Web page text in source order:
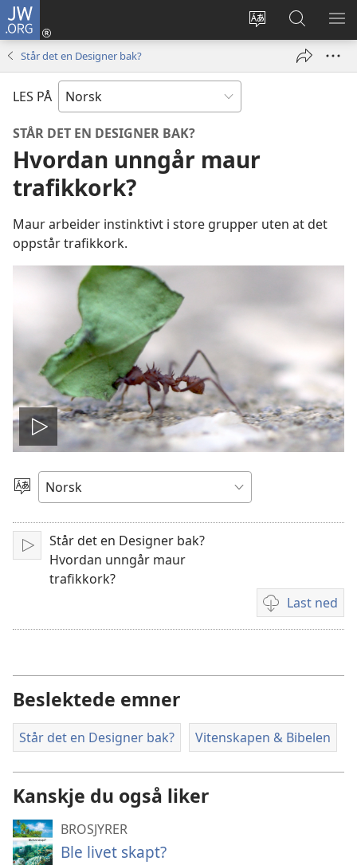
JW.ORG
Endre
Logg
inn
vindu)
Søk
på
JW.ORG
VIS
Står det en Designer bak?
LES PÅ
STÅR DET EN DESIGNER BAK?
Hvordan unngår maur
trafikkork?
Maur arbeider instinktivt i store grupper uten at det
oppstår trafikkork.
Spill
video
Velg
språk
Spill
Står det en Designer bak?
Hvordan unngår maur
trafikkork?
Last ned
for
Beslektede emner
Står det en Designer bak? Vitenskapen & Bibelen
Kanskje du også liker
BROSJYRER
Ble livet skapt?